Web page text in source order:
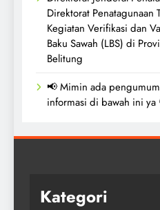
Direktorat Penatagunaan
Kegiatan Verifikasi dan
Baku Sawah (LBS) di
Belitung
📢 Mimin ada
informasi di bawah ini ya
Kategori